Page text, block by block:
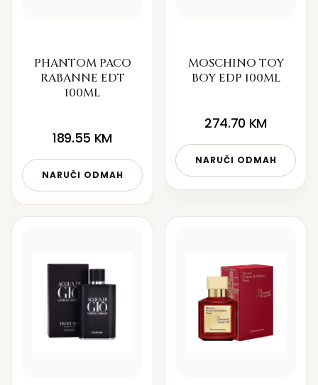
PHANTOM PACO
RABANNE EDT
100ML
189.55 KM
NARUČI ODMAH
MOSCHINO TOY
BOY EDP 100ML
274.70 KM
NARUČI ODMAH